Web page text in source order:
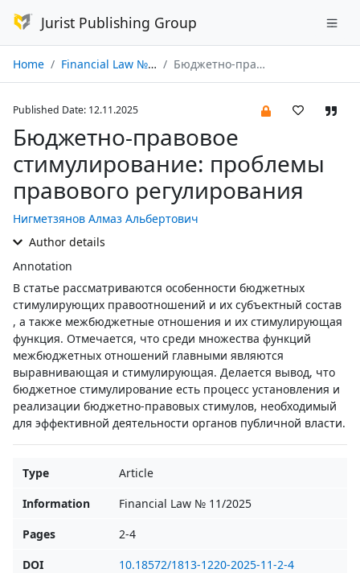
Jurist Publishing Group
Home Financial Law № 11/2025 Бюджетно-правовое стимулирование: проблемы правового регулирования
Published Date: 12.11.2025
Бюджетно-правовое
стимулирование: проблемы
правового регулирования
Нигметзянов Алмаз Альбертович
Author details
Annotation
В статье рассматриваются особенности бюджетных
стимулирующих правоотношений и их субъектный состав
, а также межбюджетные отношения и их стимулирующая
функция. Отмечается, что среди множества функций
межбюджетных отношений главными являются
выравнивающая и стимулирующая. Делается вывод, что
бюджетное стимулирование есть процесс установления и
реализации бюджетно-правовых стимулов, необходимый
для эффективной деятельности органов публичной власти.
Type
Article
Information
Financial Law № 11/2025
Pages
2-4
DOI
10.18572/1813-1220-2025-11-2-4